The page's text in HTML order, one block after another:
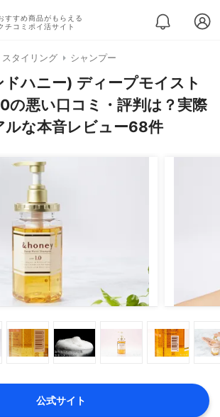
すすめ商品がもらえる
チコミポイ活サイト
タイリング シャンプー
ハニー) ディープモイスト
の悪い口コミ・評判は？実際
ルな本音レビュー68件
公式サイト